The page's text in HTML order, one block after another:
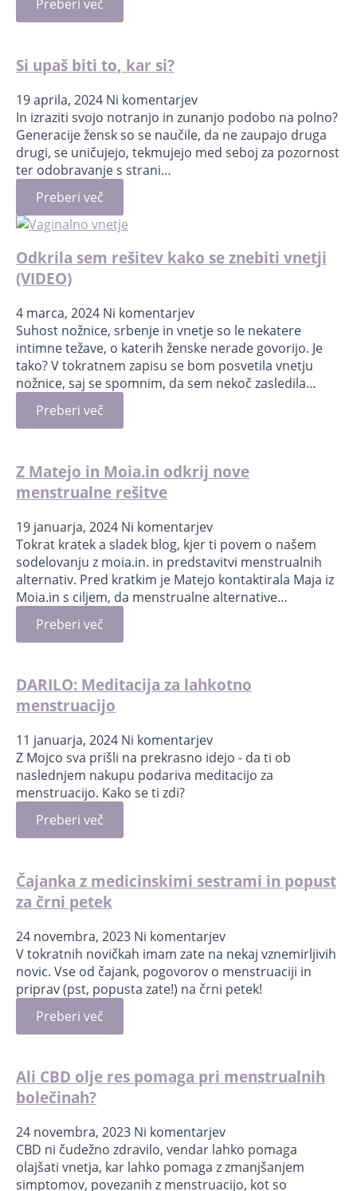
Preberi več
Si upaš biti to, kar si?
19 aprila, 2024 Ni komentarjev
In izraziti svojo notranjo in zunanjo podobo na polno?
Generacije žensk so se naučile, da ne zaupajo druga
drugi, se uničujejo, tekmujejo med seboj za pozornost
ter odobravanje s strani…
Preberi več
Odkrila sem rešitev kako se znebiti vnetji
(VIDEO)
4 marca, 2024 Ni komentarjev
Suhost nožnice, srbenje in vnetje so le nekatere
intimne težave, o katerih ženske nerade govorijo. Je
tako? V tokratnem zapisu se bom posvetila vnetju
nožnice, saj se spomnim, da sem nekoč zasledila…
Preberi več
Z Matejo in Moia.in odkrij nove
menstrualne rešitve
19 januarja, 2024 Ni komentarjev
Tokrat kratek a sladek blog, kjer ti povem o našem
sodelovanju z moia.in. in predstavitvi menstrualnih
alternativ. Pred kratkim je Matejo kontaktirala Maja iz
Moia.in s ciljem, da menstrualne alternative…
Preberi več
DARILO: Meditacija za lahkotno
menstruacijo
11 januarja, 2024 Ni komentarjev
Z Mojco sva prišli na prekrasno idejo - da ti ob
naslednjem nakupu podariva meditacijo za
menstruacijo. Kako se ti zdi?
Preberi več
Čajanka z medicinskimi sestrami in popust
za črni petek
24 novembra, 2023 Ni komentarjev
V tokratnih novičkah imam zate na nekaj vznemirljivih
novic. Vse od čajank, pogovorov o menstruaciji in
priprav (pst, popusta zate!) na črni petek!
Preberi več
Ali CBD olje res pomaga pri menstrualnih
bolečinah?
24 novembra, 2023 Ni komentarjev
CBD ni čudežno zdravilo, vendar lahko pomaga
olajšati vnetja, kar lahko pomaga z zmanjšanjem
simptomov, povezanih z menstruacijo, kot so